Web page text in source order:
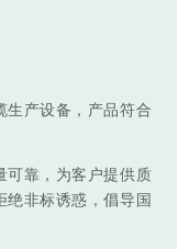
生产设备，产品符合
可靠，为客户提供质
绝非标诱惑，倡导国